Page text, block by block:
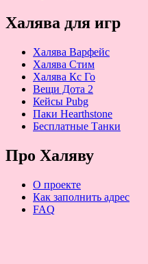
Халява для игр
Халява Варфейс
Халява Стим
Халява Кс Го
Вещи Дота 2
Кейсы Pubg
Паки Hearthstone
Бесплатные Танки
Про Халяву
О проекте
Как заполнить адрес
FAQ